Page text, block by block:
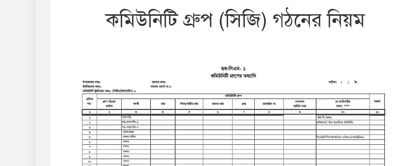
কমিউনিটি গ্রুপ (সিজি) গঠনের নিয়ম